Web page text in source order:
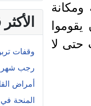
حتى لا
وقفات
رجب شهر
أمراض
المنحة